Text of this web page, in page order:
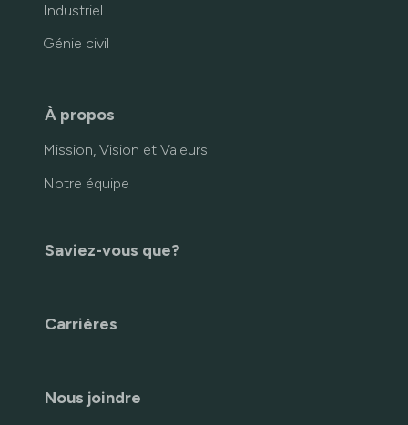
Industriel
Génie civil
À propos
Mission, Vision et Valeurs
Notre équipe
Saviez-vous que?
Carrières
Nous joindre